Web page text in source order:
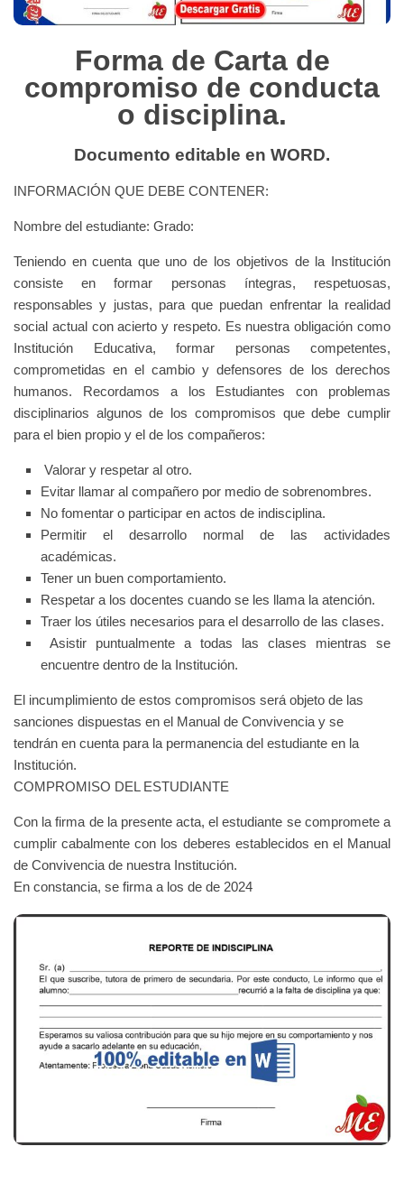
Forma de Carta de
compromiso de conducta
o disciplina.
Documento editable en WORD.
INFORMACIÓN QUE DEBE CONTENER:
Nombre del estudiante: Grado:
Teniendo en cuenta que uno de los objetivos de la Institución
consiste en formar personas íntegras, respetuosas,
responsables y justas, para que puedan enfrentar la realidad
social actual con acierto y respeto. Es nuestra obligación como
Institución Educativa, formar personas competentes,
comprometidas en el cambio y defensores de los derechos
humanos. Recordamos a los Estudiantes con problemas
disciplinarios algunos de los compromisos que debe cumplir
para el bien propio y el de los compañeros:
Valorar y respetar al otro.
Evitar llamar al compañero por medio de sobrenombres.
No fomentar o participar en actos de indisciplina.
Permitir el desarrollo normal de las actividades
académicas.
Tener un buen comportamiento.
Respetar a los docentes cuando se les llama la atención.
Traer los útiles necesarios para el desarrollo de las clases.
Asistir puntualmente a todas las clases mientras se
encuentre dentro de la Institución.
El incumplimiento de estos compromisos será objeto de las
sanciones dispuestas en el Manual de Convivencia y se
tendrán en cuenta para la permanencia del estudiante en la
Institución.
COMPROMISO DEL ESTUDIANTE
Con la firma de la presente acta, el estudiante se compromete a
cumplir cabalmente con los deberes establecidos en el Manual
de Convivencia de nuestra Institución.
En constancia, se firma a los de de 2024